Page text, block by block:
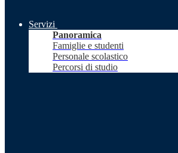
Servizi
Panoramica
Famiglie e studenti
Personale scolastico
Percorsi di studio